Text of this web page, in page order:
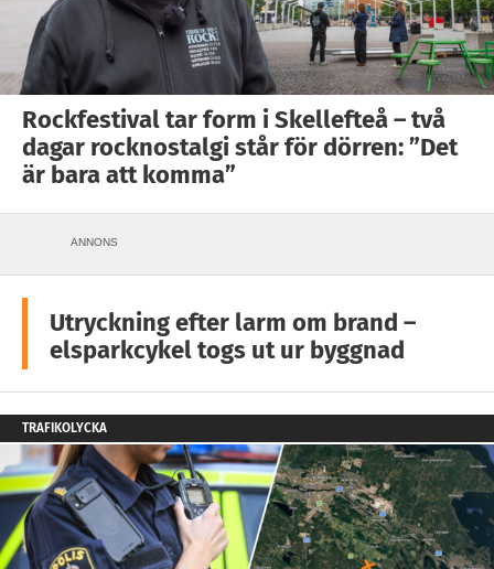
Rockfestival tar form i Skellefteå – två
dagar rocknostalgi står för dörren: ”Det
är bara att komma”
ANNONS
Utryckning efter larm om brand –
elsparkcykel togs ut ur byggnad
TRAFIKOLYCKA